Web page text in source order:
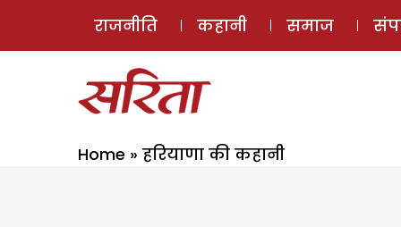
राजनीति कहानी समाज
Home » हरियाणा की कहानी